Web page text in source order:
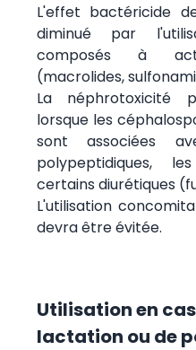
L'effet bactéricide
diminué par
composés à
(macrolides,
La néphrotoxicité
lorsque les
sont associées
polypeptidiques,
certains diurétiques
L'utilisation
devra être évitée.
Utilisation en
lactation ou de